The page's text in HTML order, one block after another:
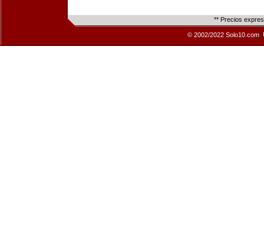
** Precios
© 2002/2022 Solo10.com